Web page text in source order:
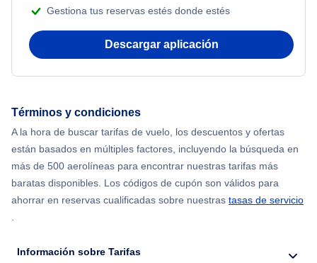
Gestiona tus reservas estés donde estés
Descargar aplicación
Términos y condiciones
A la hora de buscar tarifas de vuelo, los descuentos y ofertas
están basados en múltiples factores, incluyendo la búsqueda en
más de 500 aerolíneas para encontrar nuestras tarifas más
baratas disponibles. Los códigos de cupón son válidos para
ahorrar en reservas cualificadas sobre nuestras tasas de servicio
.
Información sobre Tarifas